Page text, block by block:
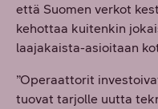
että Suomen verkot
kehottaa kuitenkin
laajakaista-asioitaan
”Operaattorit
tuovat tarjolle uutta